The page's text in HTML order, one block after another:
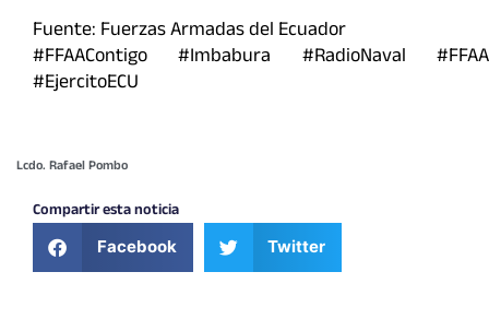
Fuente: Fuerzas Armadas del Ecuador
#FFAAContigo #Imbabura #RadioNaval #FFAA
#EjercitoECU
Lcdo. Rafael Pombo
Compartir esta noticia
Facebook Twitter